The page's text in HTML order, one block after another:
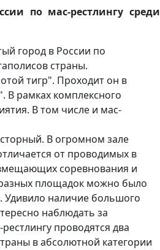
по мас-рестлингу среди
город в России по
страны.
тигр". Проходит он в
В рамках комплексного
В том числе и мас-
В огромном зале
от проводимых в
соревнования и
площадок можно было
Удивило наличие большого
наблюдать за
проводятся два
в абсолютной категории